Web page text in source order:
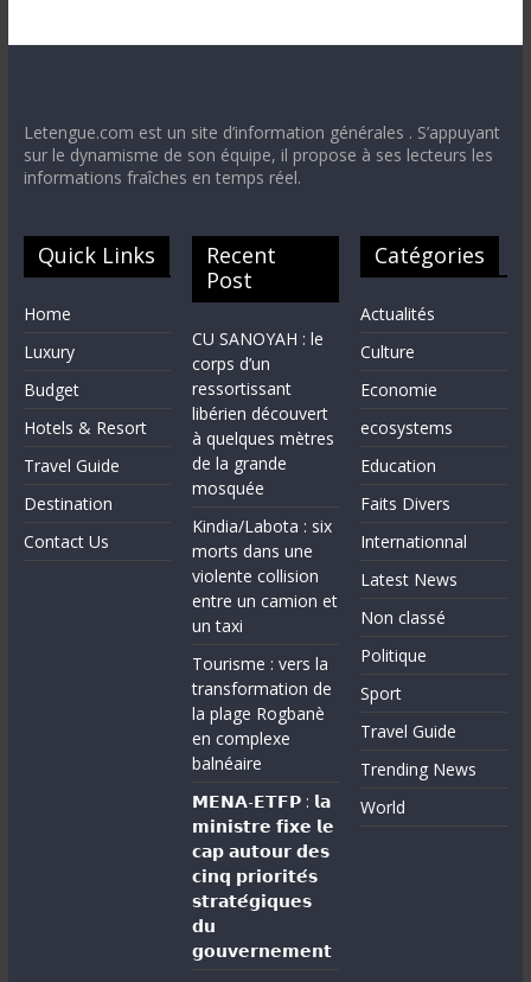
Letengue.com est un site d’information générales . S’appuyant
sur le dynamisme de son équipe, il propose à ses lecteurs les
informations fraîches en temps réel.
Quick Links
Home
Luxury
Budget
Hotels & Resort
Travel Guide
Destination
Contact Us
Recent
Post
CU SANOYAH : le
corps d’un
ressortissant
libérien découvert
à quelques mètres
de la grande
mosquée
Kindia/Labota : six
morts dans une
violente collision
entre un camion et
un taxi
Tourisme : vers la
transformation de
la plage Rogbanè
en complexe
balnéaire
𝗠𝗘𝗡𝗔-𝗘𝗧𝗙𝗣 : 𝗹𝗮
𝗺𝗶𝗻𝗶𝘀𝘁𝗿𝗲 𝗳𝗶𝘅𝗲 𝗹𝗲
𝗰𝗮𝗽 𝗮𝘂𝘁𝗼𝘂𝗿 𝗱𝗲𝘀
𝗰𝗶𝗻𝗾 𝗽𝗿𝗶𝗼𝗿𝗶𝘁𝗲́𝘀
𝘀𝘁𝗿𝗮𝘁𝗲́𝗴𝗶𝗾𝘂𝗲𝘀
𝗱𝘂
𝗴𝗼𝘂𝘃𝗲𝗿𝗻𝗲𝗺𝗲𝗻𝘁
Catégories
Actualités
Culture
Economie
ecosystems
Education
Faits Divers
Internationnal
Latest News
Non classé
Politique
Sport
Travel Guide
Trending News
World